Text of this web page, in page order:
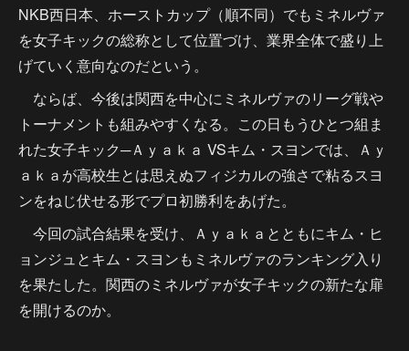
NKB西日本、ホーストカップ（順不同）でもミネルヴァ
を女子キックの総称として位置づけ、業界全体で盛り上
げていく意向なのだという。
ならば、今後は関西を中心にミネルヴァのリーグ戦や
トーナメントも組みやすくなる。この日もうひとつ組ま
れた女子キック─Ａｙａｋａ VSキム・スヨンでは、Ａｙ
ａｋａが高校生とは思えぬフィジカルの強さで粘るスヨ
ンをねじ伏せる形でプロ初勝利をあげた。
今回の試合結果を受け、Ａｙａｋａとともにキム・ヒ
ョンジュとキム・スヨンもミネルヴァのランキング入り
を果たした。関西のミネルヴァが女子キックの新たな扉
を開けるのか。